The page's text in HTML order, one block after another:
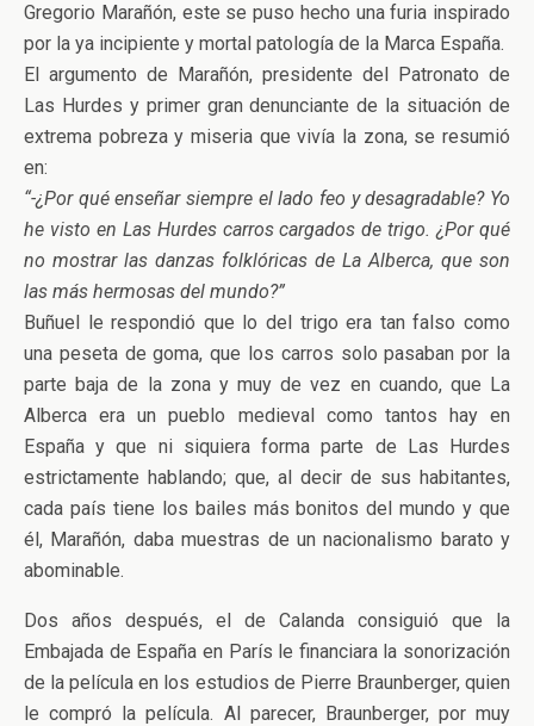
Gregorio Marañón, este se puso hecho una furia inspirado
por la ya incipiente y mortal patología de la Marca España.
El argumento de Marañón, presidente del Patronato de
Las Hurdes y primer gran denunciante de la situación de
extrema pobreza y miseria que vivía la zona, se resumió
en:
“-¿Por qué enseñar siempre el lado feo y desagradable? Yo
he visto en Las Hurdes carros cargados de trigo. ¿Por qué
no mostrar las danzas folklóricas de La Alberca, que son
las más hermosas del mundo?”
Buñuel le respondió que lo del trigo era tan falso como
una peseta de goma, que los carros solo pasaban por la
parte baja de la zona y muy de vez en cuando, que La
Alberca era un pueblo medieval como tantos hay en
España y que ni siquiera forma parte de Las Hurdes
estrictamente hablando; que, al decir de sus habitantes,
cada país tiene los bailes más bonitos del mundo y que
él, Marañón, daba muestras de un nacionalismo barato y
abominable.
Dos años después, el de Calanda consiguió que la
Embajada de España en París le financiara la sonorización
de la película en los estudios de Pierre Braunberger, quien
le compró la película. Al parecer, Braunberger, por muy